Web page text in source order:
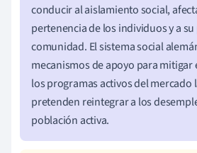
conducir al aislamiento social,
pertenencia de los individuos y a
comunidad. El sistema social
mecanismos de apoyo para mitigar
los programas activos del mercado
pretenden reintegrar a los
población activa.